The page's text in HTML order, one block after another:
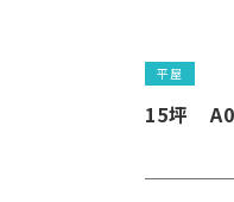
平屋
15坪　